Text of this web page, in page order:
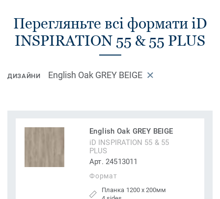
Перегляньте всі формати iD
INSPIRATION 55 & 55 PLUS
ДИЗАЙНИ English Oak GREY BEIGE
English Oak GREY BEIGE
iD INSPIRATION 55 & 55
PLUS
Арт. 24513011
Формат
Планка 1200 x 200мм